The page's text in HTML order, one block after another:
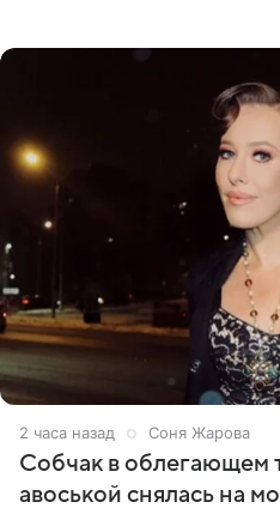
2 часа назад Соня Жарова
Собчак в облегающем
авоськой снялась на